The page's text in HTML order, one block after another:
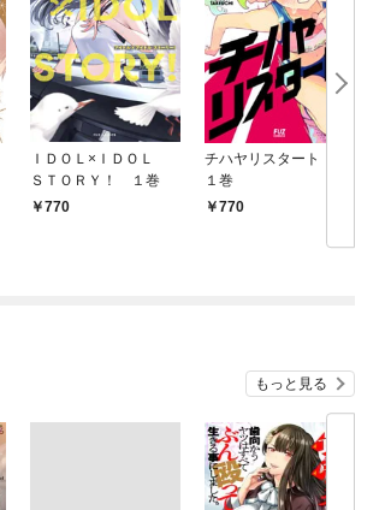
ＩＤＯＬ×ＩＤＯＬ
ＳＴＯＲＹ！ １巻
770
チハヤリスタート！
１巻
770
もっと見る